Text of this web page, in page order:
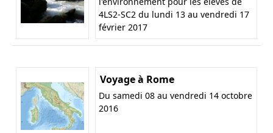
4LS2-SC2 du lundi 13 au vendredi 17
février 2017
Voyage à Rome
Du samedi 08 au vendredi 14 octobre
2016